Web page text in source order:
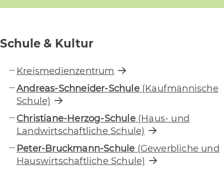
Schule & Kultur
Kreismedienzentrum
Andreas-Schneider-Schule(Kaufmännische
Schule)
Christiane-Herzog-Schule(Haus- und
Landwirtschaftliche Schule)
Peter-Bruckmann-Schule (Gewerbliche und
Hauswirtschaftliche Schule)